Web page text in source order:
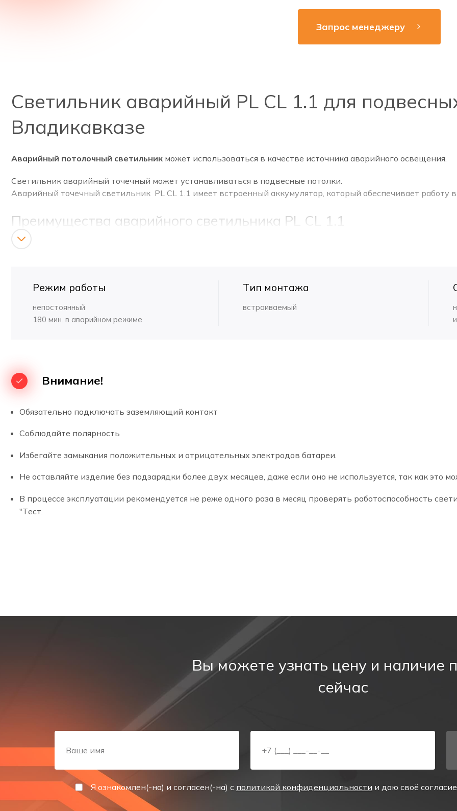
Аккумулятор
Способ монтажа
Запрос менеджеру
Светильник аварийный PL CL 1.1 для
Владикавказе
Аварийный потолочный светильник может использоваться в качестве источника аварийного освещения.
Светильник аварийный точечный может устанавливаться в подвесные потолки.
Аварийный точечный светильник PL CL 1.1 имеет встроенный аккумулятор, который обеспечивает работу
Преимущества аварийного светильника PL CL 1.1
Может подключаться к сети
напряжением 220 ~ 240 В.
Светильник обеспечивает
стабильный световой потокв аварийном режиме.
Эргономичный дизайн удовлетворяет всем требованиям, предъявляемым к аварийному и
Встраиваемый аварийный светильник с аккумулятором PL CL 1.1
Описание:
Режим работы
непостоянный
180 мин. в аварийном режиме
Тип монтажа
встраиваемый
Внимание!
Обязательно подключать заземляющий контакт
Соблюдайте полярность
Избегайте замыкания положительных и отрицательных электродов батареи.
Не оставляйте изделие без подзарядки более двух месяцев, даже если оно не используется, так как это
В процессе эксплуатации рекомендуется не реже одного раза в месяц проверять работоспособность
"Тест.
Вы можете узнать цену и наличие
сейчас
Я ознакомлен(-на) и согласен(-на) с политикой конфиденциальности и даю своё